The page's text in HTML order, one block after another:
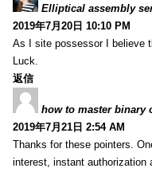
Elliptical assembly
2019年7月20日 10:10 PM
As I site possessor I believe
Luck.
返信
how to master binary
2019年7月21日 2:54 AM
Thanks for these pointers.
interest, instant authorization